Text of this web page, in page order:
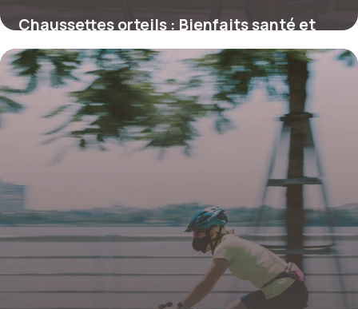
Chaussettes orteils : Bienfaits santé et
prix
22 juin 2026